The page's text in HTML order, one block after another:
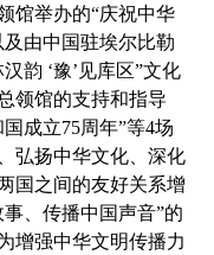
馆举办的“庆祝中华
由中国驻埃尔比勒
韵 ‘豫’见库区”文化
领馆的支持和指导
成立75周年”等4场
弘扬中华文化、深化
国之间的友好关系增
、传播中国声音”的
增强中华文明传播力